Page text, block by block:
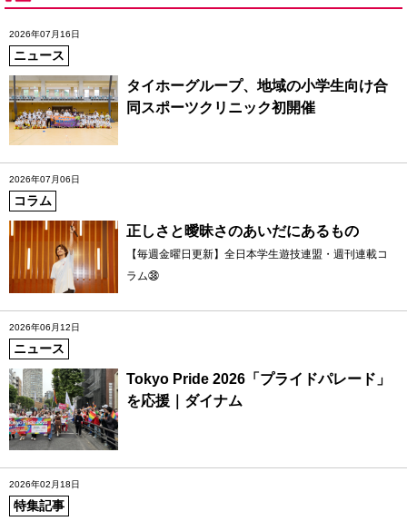
2026年07月16日
ニュース
タイホーグループ、地域の小学生向け合
同スポーツクリニック初開催
2026年07月06日
コラム
正しさと曖昧さのあいだにあるもの
【毎週金曜日更新】全日本学生遊技連盟・週刊連載コ
ラム㊳
2026年06月12日
ニュース
Tokyo Pride 2026「プライドパレード」
を応援｜ダイナム
2026年02月18日
特集記事